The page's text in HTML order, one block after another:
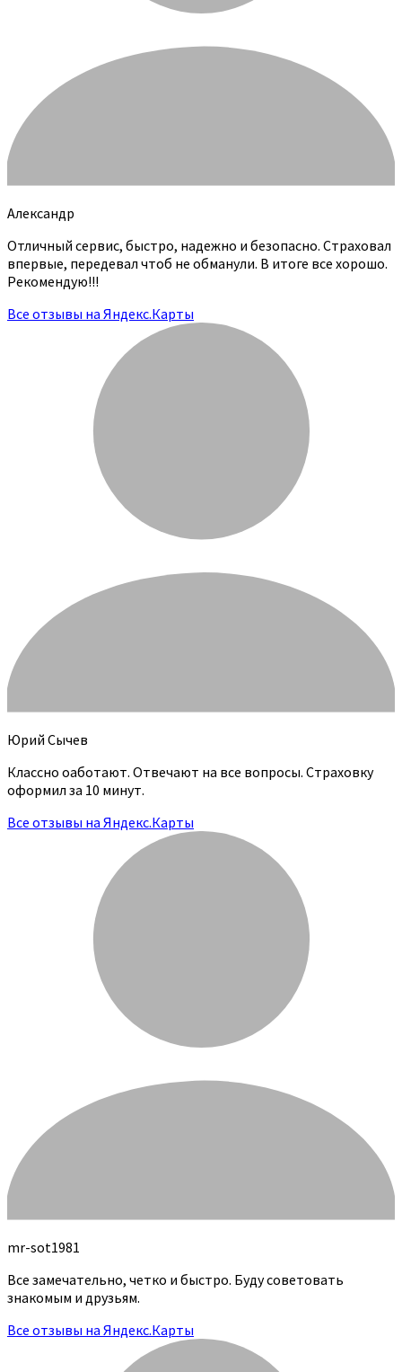
Александр
Отличный сервис, быстро, надежно и безопасно. Страховал
впервые, передевал чтоб не обманули. В итоге все хорошо.
Рекомендую!!!
Все отзывы на Яндекс.Карты
Юрий Сычев
Классно оаботают. Отвечают на все вопросы. Страховку
оформил за 10 минут.
Все отзывы на Яндекс.Карты
mr-sot1981
Все замечательно, четко и быстро. Буду советовать
знакомым и друзьям.
Все отзывы на Яндекс.Карты